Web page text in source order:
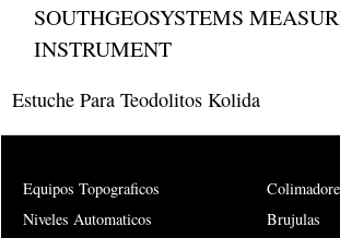
SOUTHGEOSYSTEMS
INSTRUMENT
Estuche Para Teodolitos Kolida
Equipos Topograficos
Niveles Automaticos
Brujulas